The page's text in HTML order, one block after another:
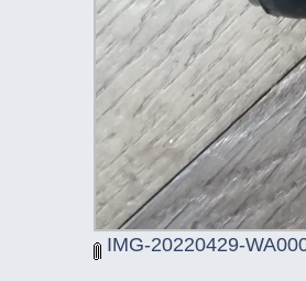
IMG-20220429-